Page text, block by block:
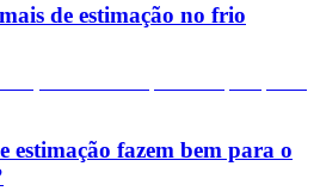
de estimação no frio
estimação fazem bem para o